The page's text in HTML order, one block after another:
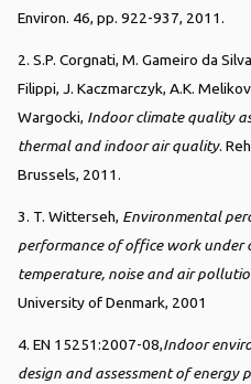
Environ. 46, pp. 922-937, 2011.
2. S.P. Corgnati, M. Gameiro da
Filippi, J. Kaczmarczyk, A.K.
Wargocki, Indoor climate quality
thermal and indoor air quality.
Brussels, 2011.
3. T. Witterseh, Environmental
performance of office work under
temperature, noise and air
University of Denmark, 2001
4. EN 15251:2007-08,Indoor
design and assessment of energy